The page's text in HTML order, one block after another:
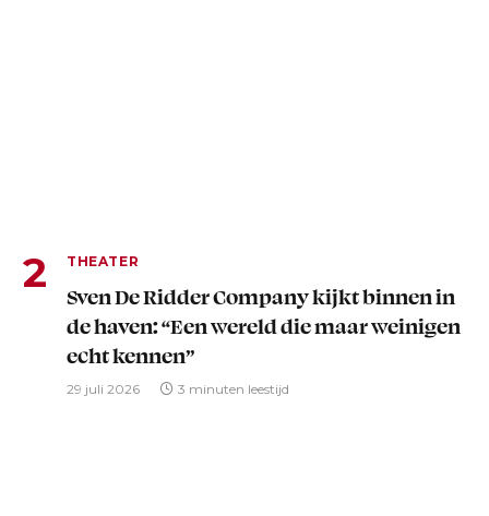
THEATER
Sven De Ridder Company kijkt binnen in
de haven: “Een wereld die maar weinigen
echt kennen”
29 juli 2026 3 minuten leestijd